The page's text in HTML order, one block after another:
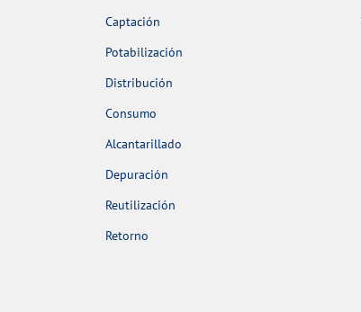
Captación
Potabilización
Distribución
Consumo
Alcantarillado
Depuración
Reutilización
Retorno